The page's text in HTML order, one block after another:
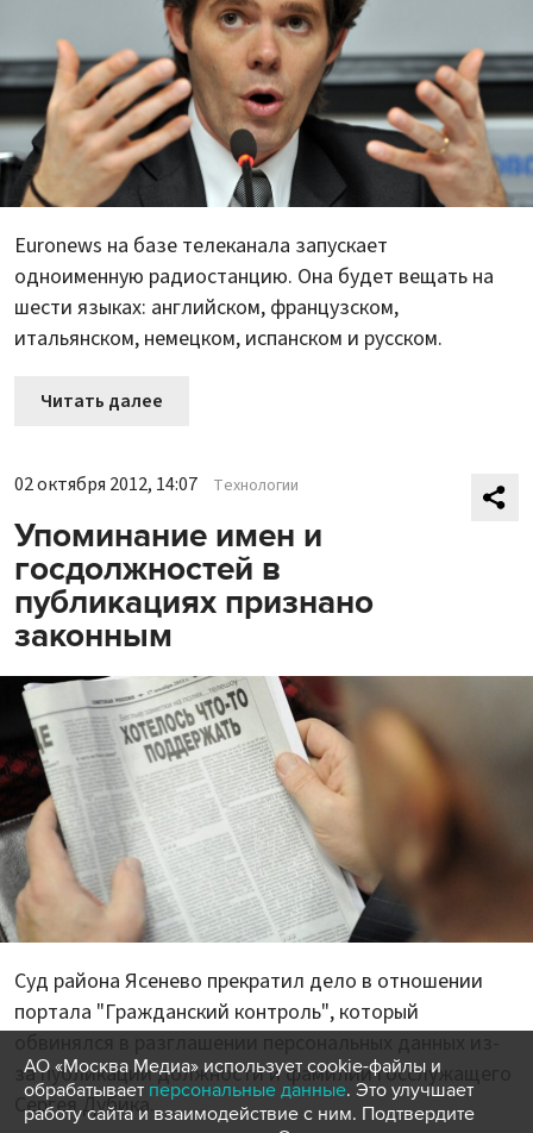
Euronews на базе телеканала запускает
одноименную радиостанцию. Она будет вещать на
шести языках: английском, французском,
итальянском, немецком, испанском и русском.
Читать далее
02 октября 2012, 14:07 Технологии
Упоминание имен и
госдолжностей в
публикациях признано
законным
Суд района Ясенево прекратил дело в отношении
портала "Гражданский контроль", который
за публикации должности и фамилии госслужащего
Сергея Дубика.
АО «Москва Медиа» использует cookie-файлы и
обрабатывает персональные данные. Это улучшает
работу сайта и взаимодействие с ним. Подтвердите